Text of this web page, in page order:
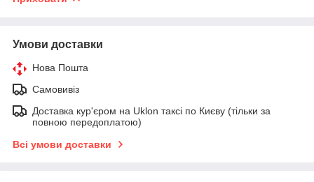
Умови доставки
Нова Пошта
Самовивіз
Доставка кур'єром на Uklon таксі по Києву (тільки за
повною передоплатою)
Всі умови доставки